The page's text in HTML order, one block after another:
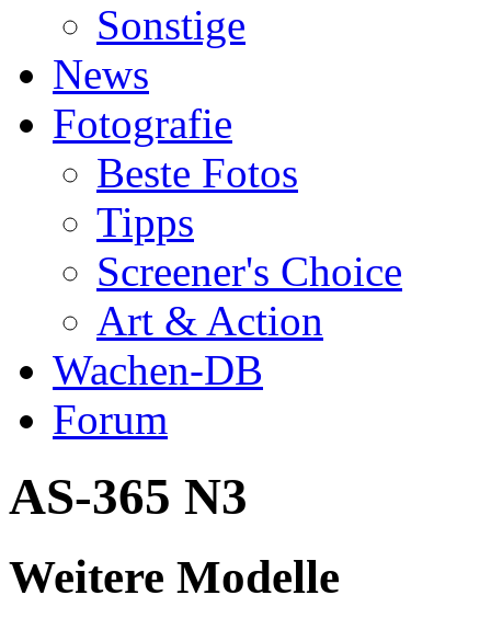
Sonstige
News
Fotografie
Beste Fotos
Tipps
Screener's Choice
Art & Action
Wachen-DB
Forum
AS-365 N3
Weitere Modelle